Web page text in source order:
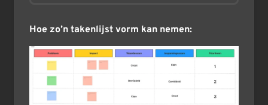
Hoe zo’n takenlijst vorm kan nemen: